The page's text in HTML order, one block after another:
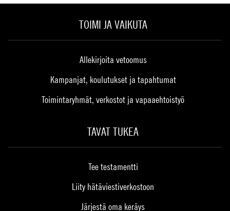
TOIMI JA VAIKUTA
Allekirjoita vetoomus
Kampanjat, koulutukset ja tapahtumat
Toimintaryhmät, verkostot ja vapaaehtoistyö
TAVAT TUKEA
Tee testamentti
Liity hätäviestiverkostoon
Järjestä oma keräys